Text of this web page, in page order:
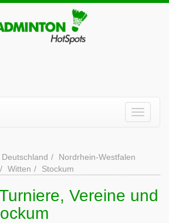
Deutschland
Nordrhein-Westfalen
Witten Stockum
Vereine und